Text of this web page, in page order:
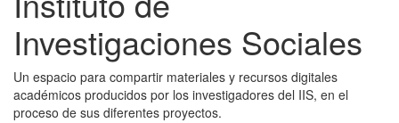
Investigaciones Sociales
Un espacio para compartir materiales y recursos digitales
académicos producidos por los investigadores del IIS, en el
proceso de sus diferentes proyectos.